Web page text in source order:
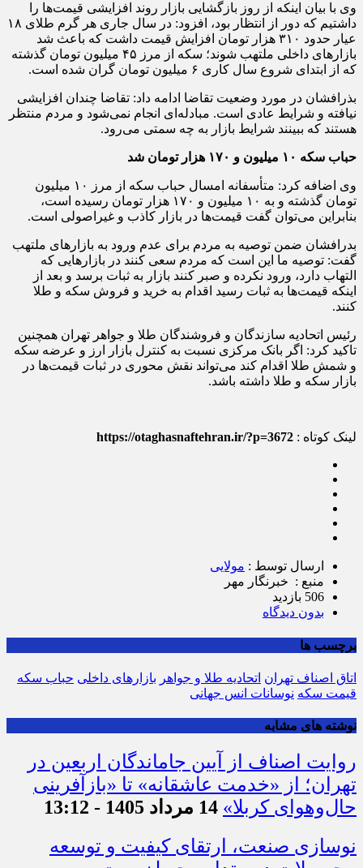
وی با بیان اینکه از روز بازگشایی بازار روند افزایشی قیمت‌ها را
داشتیم که دور از انتظار بود، افزود: در سال جاری هر گرم طلای ۱۸
عیار حدود ۳۱۰ هزار تومان افزایش قیمت داشت که باعث شد
بازارهای داخلی ملتهب شوند؛ سکه از مرز ۴۵ میلیون تومان گذشته
که از ابتدای شروع سال کاری ۶ میلیون تومان گران شده است.
بذرافشان در مورد وضعیت تقاضا ادامه داد: تقاضا چندان افزایشی
نیافته و شرایط عادی است. مبادله‌ای انجام نمی‌شود و مردم منتظر
هستند که ببینند شرایط بازار به چه سمتی می‌رود.
حباب سکه ۱۰ میلیون و ۱۷۰ هزار تومان شد
وی اضافه کرد: متأسفانه امسال حباب سکه از مرز ۱۰ میلیون
تومان گذشته و به ۱۰ میلیون و ۱۷۰ هزار تومان رسیده است،
بنابراین می‌توان گفت قیمت‌ها در بازار کاذب و غیراصولی است.
بدرافشان ضمن توصیه به مردم برای عدم ورود به بازارهای ملتهب
گفت: توصیه ما این است که مردم سعی کنند در بازارهایی که
التهاب دارد، ورود نکرده و صبر کنند بازار به ثبات برسد و بعد از
اینکه قیمت‌ها به ثبات رسید اقدام به خرید و فروش سکه و طلا
کنند.
رئیس اتحادیه سازندگان و فروشندگان طلا و جواهر تهران همچنین
تاکید کرد: اگر بانک مرکزی نسبت به کنترل بازار ارز و عرضه سکه
و شمش طلا اقدام کند می‌تواند نقش محوری در ثبات قیمت‌ها در
بازار سکه و طلا داشته باشد.
لینک کوتاه : https://otaghasnaftehran.ir/?p=3672
ارسال توسط : مولایی
منبع : خبرنگار مهر
506 بازدید
بدون دیدگاه
برچسب ها
اتاق اصناف تهران اتحادیه طلا و جواهر بازارهای داخلی حباب سکه
قیمت سکه نوسانات انس جهانی
نوشته های مشابه
روایت اصناف از آیین جاماندگان اربعین در
تهران؛ از «خدمت عاشقانه» تا «بازآفرینی
حال‌وهوای کربلا» 14 مرداد 1405 - 13:12
نوسازی صنعت، ارتقای کیفیت و توسعه